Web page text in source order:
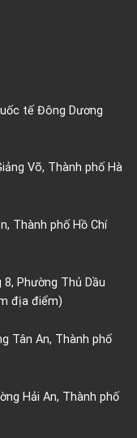
tế Đông Dương
Võ, Thành phố Hà
Thành phố Hồ Chí
Phường Thủ Dầu
địa điểm)
Tân An, Thành phố
Hải An, Thành phố